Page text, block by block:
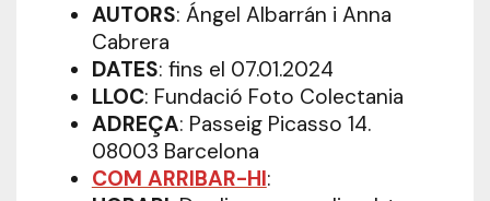
AUTORS: Ángel Albarrán i Anna
Cabrera
DATES: fins el 07.01.2024
LLOC: Fundació Foto Colectania
ADREÇA: Passeig Picasso 14.
08003 Barcelona
COM ARRIBAR-HI: